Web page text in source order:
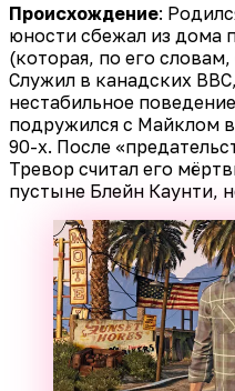
Происхождение:
юности сбежал из дома
(которая, по его
Служил в канадских
нестабильное
подружился с Майклом
90-х. После
Тревор считал его
пустыне Блейн Каунти,